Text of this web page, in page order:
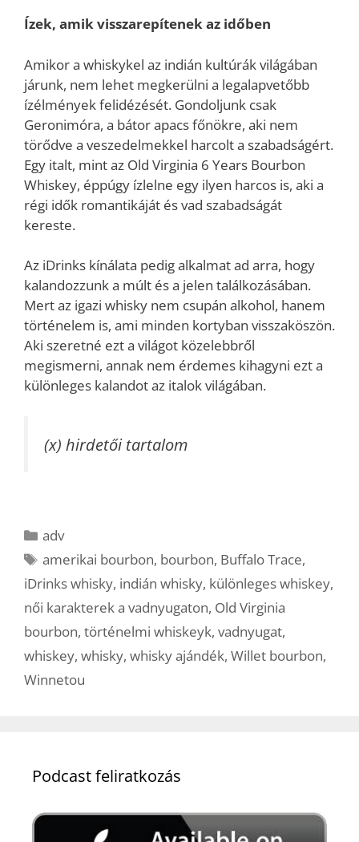
Ízek, amik visszarepítenek az időben
Amikor a whiskykel az indián kultúrák világában
járunk, nem lehet megkerülni a legalapvetőbb
ízélmények felidézését. Gondoljunk csak
Geronimóra, a bátor apacs főnökre, aki nem
törődve a veszedelmekkel harcolt a szabadságért.
Egy italt, mint az Old Virginia 6 Years Bourbon
Whiskey, éppúgy ízlelne egy ilyen harcos is, aki a
régi idők romantikáját és vad szabadságát
kereste.
Az iDrinks kínálata pedig alkalmat ad arra, hogy
kalandozzunk a múlt és a jelen találkozásában.
Mert az igazi whisky nem csupán alkohol, hanem
történelem is, ami minden kortyban visszaköszön.
Aki szeretné ezt a világot közelebbről
megismerni, annak nem érdemes kihagyni ezt a
különleges kalandot az italok világában.
(x) hirdetői tartalom
Kategória
adv
Címkék
amerikai bourbon, bourbon, Buffalo Trace,
iDrinks whisky, indián whisky, különleges whiskey,
női karakterek a vadnyugaton, Old Virginia
bourbon, történelmi whiskeyk, vadnyugat,
whiskey, whisky, whisky ajándék, Willet bourbon,
Winnetou
Podcast feliratkozás